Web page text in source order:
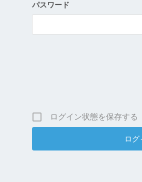
パスワード
ログイン状態を保存する